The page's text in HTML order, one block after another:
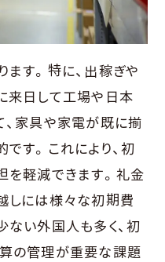
す。特に、出稼ぎや
来日して工場や日本
、家具や家電が既に揃
す。これにより、初
を軽減できます。礼金
しには様々な初期費
い外国人も多く、初
の管理が重要な課題